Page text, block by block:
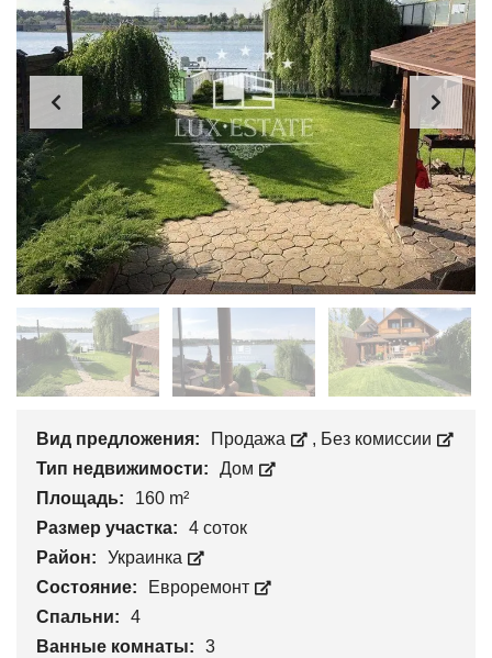
Вид предложения: Продажа , Без комиссии
Тип недвижимости:
Дом
Площадь:
160 m²
Размер участка:
4 соток
Район:
Украинка
Состояние:
Евроремонт
Спальни:
4
Ванные комнаты:
3